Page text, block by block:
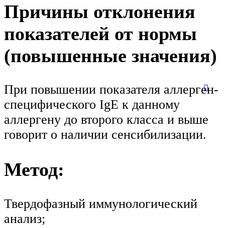
Причины отклонения
показателей от нормы
(повышенные значения)
При повышении показателя аллерген-
специфического IgE к данному
аллергену до второго класса и выше
говорит о наличии сенсибилизации.
Метод:
Твердофазный иммунологический
анализ;